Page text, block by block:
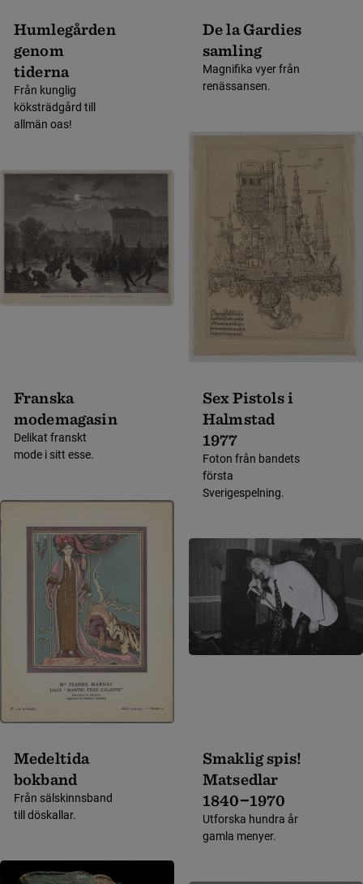
Humlegården
genom
tiderna
Från kunglig
köksträdgård till
allmän oas!
De la Gardies
samling
Magnifika vyer från
renässansen.
Franska
modemagasin
Delikat franskt
mode i sitt esse.
Sex Pistols i
Halmstad
1977
Foton från bandets
första
Sverigespelning.
Medeltida
bokband
Från sälskinnsband
till döskallar.
Smak­lig spis!
Matsed­lar
1840−1970
Utforska hundra år
gamla menyer.